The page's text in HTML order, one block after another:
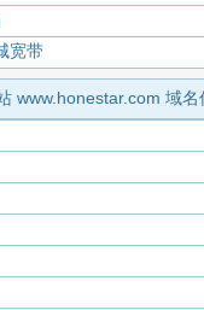
宽带
www.honestar.com 域名